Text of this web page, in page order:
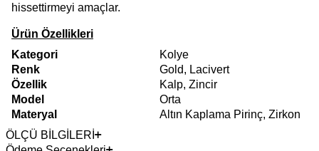
hissettirmeyi amaçlar.
Ürün Özellikleri
Kategori
Kolye
Renk
Gold, Lacivert
Özellik
Kalp, Zincir
Model
Orta
Materyal
Altın Kaplama Pirinç, Zirkon
ÖLÇÜ BİLGİLERİ